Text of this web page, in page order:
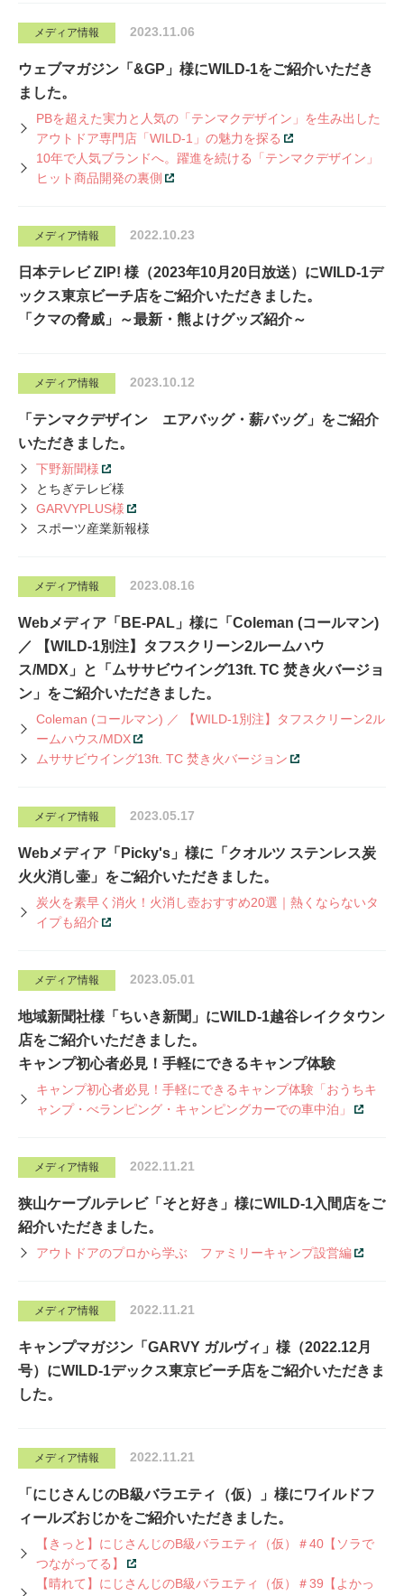
メディア情報 2023.11.06
ウェブマガジン「&GP」様にWILD-1をご紹介いただき
ました。
PBを超えた実力と人気の「テンマクデザイン」を生み出した
アウトドア専門店「WILD-1」の魅力を探る
10年で人気ブランドへ。躍進を続ける「テンマクデザイン」
ヒット商品開発の裏側
メディア情報 2022.10.23
日本テレビ ZIP! 様（2023年10月20日放送）にWILD-1デ
ックス東京ビーチ店をご紹介いただきました。
「クマの脅威」～最新・熊よけグッズ紹介～
メディア情報 2023.10.12
「テンマクデザイン エアバッグ・薪バッグ」をご紹介
いただきました。
下野新聞様
とちぎテレビ様
GARVYPLUS様
スポーツ産業新報様
メディア情報 2023.08.16
Webメディア「BE-PAL」様に「Coleman (コールマン)
／ 【WILD-1別注】タフスクリーン2ルームハウ
ス/MDX」と「ムササビウイング13ft. TC 焚き火バージョ
ン」をご紹介いただきました。
Coleman (コールマン) ／ 【WILD-1別注】タフスクリーン2ル
ームハウス/MDX
ムササビウイング13ft. TC 焚き火バージョン
メディア情報 2023.05.17
Webメディア「Picky's」様に「クオルツ ステンレス炭
火火消し壷」をご紹介いただきました。
炭火を素早く消火！火消し壺おすすめ20選｜熱くならないタ
イプも紹介
メディア情報 2023.05.01
地域新聞社様「ちいき新聞」にWILD-1越谷レイクタウン
店をご紹介いただきました。
キャンプ初心者必見！手軽にできるキャンプ体験
キャンプ初心者必見！手軽にできるキャンプ体験「おうちキ
ャンプ・べランピング・キャンピングカーでの車中泊」
メディア情報 2022.11.21
狭山ケーブルテレビ「そと好き」様にWILD-1入間店をご
紹介いただきました。
アウトドアのプロから学ぶ ファミリーキャンプ設営編
メディア情報 2022.11.21
キャンプマガジン「GARVY ガルヴィ」様（2022.12月
号）にWILD-1デックス東京ビーチ店をご紹介いただきま
した。
メディア情報 2022.11.21
「にじさんじのB級バラエティ（仮）」様にワイルドフ
ィールズおじかをご紹介いただきました。
【きっと】にじさんじのB級バラエティ（仮）＃40【ソラで
つながってる】
【晴れて】にじさんじのB級バラエティ（仮）＃39【よかっ